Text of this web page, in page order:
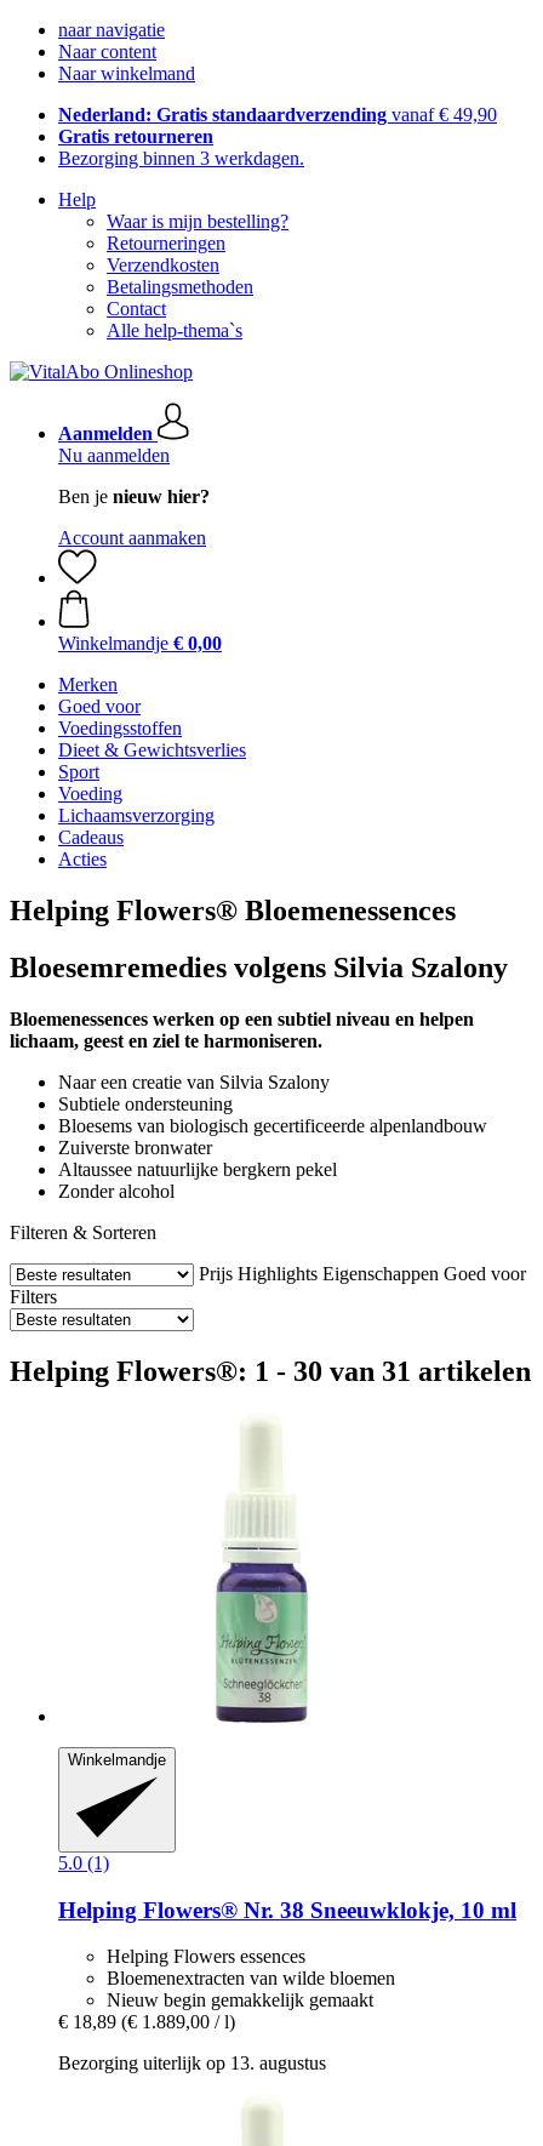
naar navigatie
Naar content
Naar winkelmand
Nederland: Gratis standaardverzending vanaf € 49,90
Gratis retourneren
Bezorging binnen 3 werkdagen.
Help
Waar is mijn bestelling?
Retourneringen
Verzendkosten
Betalingsmethoden
Contact
Alle help-thema`s
Aanmelden
Nu aanmelden
Ben je nieuw hier?
Account aanmaken
Winkelmandje € 0,00
Merken
Goed voor
Voedingsstoffen
Dieet & Gewichtsverlies
Sport
Voeding
Lichaamsverzorging
Cadeaus
Acties
Helping Flowers® Bloemenessences
Bloesemremedies volgens Silvia Szalony
Bloemenessences werken op een subtiel niveau en helpen
lichaam, geest en ziel te harmoniseren.
Naar een creatie van Silvia Szalony
Subtiele ondersteuning
Bloesems van biologisch gecertificeerde alpenlandbouw
Zuiverste bronwater
Altaussee natuurlijke bergkern pekel
Zonder alcohol
Filteren & Sorteren
Prijs Highlights Eigenschappen Goed voor
Filters
Helping Flowers®: 1 - 30 van 31 artikelen
Winkelmandje
5.0 (1)
Helping Flowers® Nr. 38 Sneeuwklokje, 10 ml
Helping Flowers essences
Bloemenextracten van wilde bloemen
Nieuw begin gemakkelijk gemaakt
€ 18,89 (€ 1.889,00 / l)
Bezorging uiterlijk op 13. augustus